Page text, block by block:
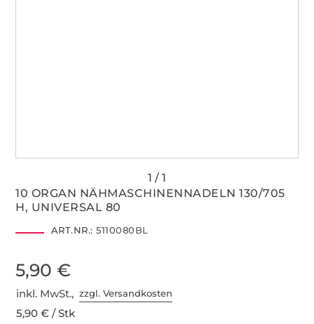
10 ORGAN NÄHMASCHINENNADELN 130/705
H, UNIVERSAL 80
ART.NR.: 5110080BL
5,90 €
inkl. MwSt.,zzgl. Versandkosten
5,90 € / Stk